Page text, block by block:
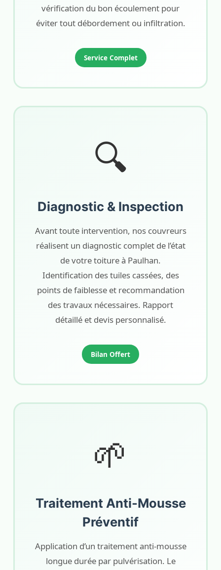
vérification du bon écoulement pour
éviter tout débordement ou infiltration.
Service Complet
🔍
Diagnostic & Inspection
Avant toute intervention, nos couvreurs
réalisent un diagnostic complet de l’état
de votre toiture à Paulhan.
Identification des tuiles cassées, des
points de faiblesse et recommandation
des travaux nécessaires. Rapport
détaillé et devis personnalisé.
Bilan Offert
🌱
Traitement Anti-Mousse
Préventif
Application d’un traitement anti-mousse
longue durée par pulvérisation. Le